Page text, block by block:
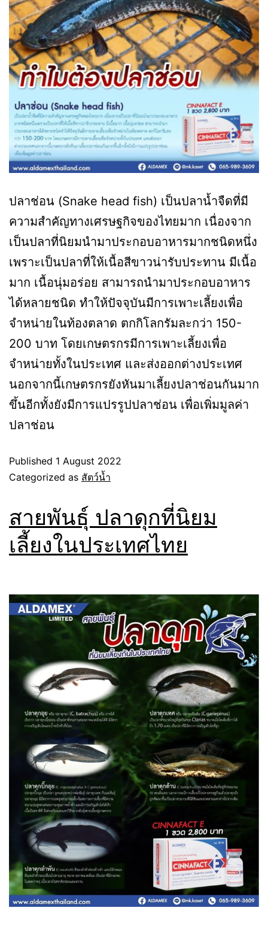
ปลาช่อน (Snake head fish) เป็นปลาน้ำจืดที่มี
ความสำคัญทางเศรษฐกิจของไทยมาก เนื่องจาก
เป็นปลาที่นิยมนำมาประกอบอาหารมากชนิดหนึ่ง
เพราะเป็นปลาที่ให้เนื้อสีขาวน่ารับประทาน มีเนื้อ
มาก เนื้อนุ่มอร่อย สามารถนำมาประกอบอาหาร
ได้หลายชนิด ทำให้ปัจจุบันมีการเพาะเลี้ยงเพื่อ
จำหน่ายในท้องตลาด ตกกิโลกรัมละกว่า 150-
200 บาท โดยเกษตรกรมีการเพาะเลี้ยงเพื่อ
จำหน่ายทั้งในประเทศ และส่งออกต่างประเทศ
นอกจากนี้เกษตรกรยังหันมาเลี้ยงปลาช่อนกันมาก
ขึ้นอีกทั้งยังมีการแปรรูปปลาช่อน เพื่อเพิ่มมูลค่า
ปลาช่อน
Published 1 August 2022
Categorized as สัตว์น้ำ
สายพันธุ์ ปลาดุกที่นิยม
เลี้ยงในประเทศไทย